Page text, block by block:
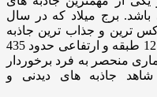
برج میلاد که در سال
لوکس ترین و جذاب ترین جاذبه
های گردشگری تهران است که دارای 12 طبقه و ارتفاعی حدود 435
منحصر به فرد برخوردار
جاذبه های دیدنی و